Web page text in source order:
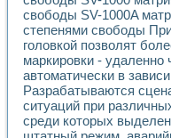
Виртуальный
Разработка
Виртуальные
Из опыта
свободы SV-1000A
степенями свободы
головкой позволят
маркировки -
автоматически в
Разрабатываются
ситуаций при
среди которых